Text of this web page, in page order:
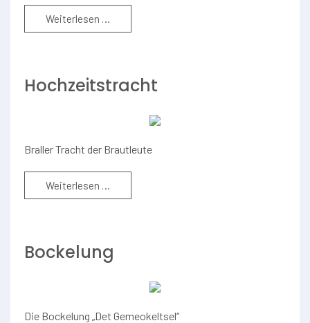
Weiterlesen …
Hochzeitstracht
Braller Tracht der Brautleute
Weiterlesen …
Bockelung
Die Bockelung „Det Gemeokeltsel“